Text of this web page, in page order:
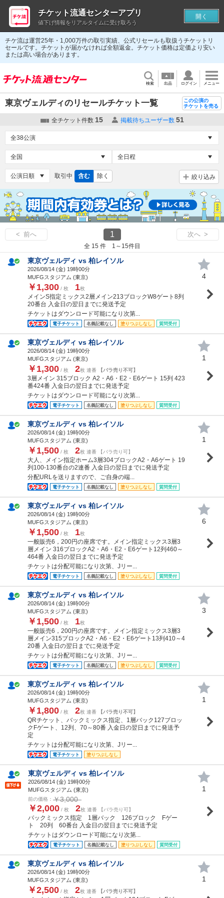
チケ流は運営25年・1,000万件の取引実績、公式リセールも取扱うチケットリ
セールです。チケットが届かなければ全額返金。チケット価格は定価より安い
または高い場合があります。
検索 出品 ログイン メニュー
東京ヴェルディのリセールチケット一覧
この公演の
チケットを売る
全チケット件数 15 掲載待ちユーザー数 51
取引中 含む 除く 絞り込み
< 前へ 1 次へ >
全 15 件 1～15件目
東京ヴェルディ vs 柏レイソル
2026/08/14 (金) 19時00分
MUFGスタジアム (東京)
￥1,300 / 枚 1枚
メインS指定ミックス2層メイン213ブロックW8ゲート8列
20番台 入金日の翌日までに発送予定
チケットはダウンロード可能になり次第...
電子チケット 名義記載なし 塗りつぶしなし 質問受付
4
東京ヴェルディ vs 柏レイソル
2026/08/14 (金) 19時00分
MUFGスタジアム (東京)
￥1,300 / 枚 2枚 連番 【バラ売り不可】
3層メイン 315ブロック A2・A6・E2・E6ゲート 15列 423
番424番 入金日の翌日までに発送予定
チケットはダウンロード可能になり次第...
電子チケット 名義記載なし 塗りつぶしなし 質問受付
1
東京ヴェルディ vs 柏レイソル
2026/08/14 (金) 19時00分
MUFGスタジアム (東京)
￥1,500 / 枚 2枚 連番 【バラ売り可】
大人、メイン指定ホーム3層304ブロックA2・A6ゲート 19
列100-130番台の2連番 入金日の翌日までに発送予定
分配URLを送りますので、ご自身の端...
電子チケット 名義記載なし 塗りつぶしなし 質問受付
1
東京ヴェルディ vs 柏レイソル
2026/08/14 (金) 19時00分
MUFGスタジアム (東京)
￥1,500 / 枚 1枚
一般販売6，200円の座席です。メイン指定ミックス3層3
層メイン 316ブロックA2・A6・E2・E6ゲート12列460～
464番 入金日の翌日までに発送予定
チケットは分配可能になり次第、Jリー...
電子チケット 名義記載なし 塗りつぶしなし 質問受付
6
東京ヴェルディ vs 柏レイソル
2026/08/14 (金) 19時00分
MUFGスタジアム (東京)
￥1,500 / 枚 1枚
一般販売6，200円の座席です。メイン指定ミックス3層3
層メイン315ブロックA2・A6・E2・E6ゲート13列410～4
20番 入金日の翌日までに発送予定
チケットは分配可能になり次第、Jリー...
電子チケット 名義記載なし 塗りつぶしなし 質問受付
3
東京ヴェルディ vs 柏レイソル
2026/08/14 (金) 19時00分
MUFGスタジアム (東京)
￥1,800 / 枚 2枚 連番 【バラ売り不可】
QRチケット、バックミックス指定、1層バック127ブロッ
クFゲート、12列、70～80番 入金日の翌日までに発送予
定
チケットは分配可能になり次第、Jリー...
電子チケット 塗りつぶしなし
1
東京ヴェルディ vs 柏レイソル
2026/08/14 (金) 19時00分
MUFGスタジアム (東京)
前の価格： ￥3,000
￥2,000 / 枚 2枚 連番 【バラ売り可】
バックミックス指定 1層バック 126ブロック Fゲー
ト 20列 60番台 入金日の翌日までに発送予定
チケットはダウンロード可能になり次第...
電子チケット 名義記載なし 塗りつぶしなし 質問受付
1
東京ヴェルディ vs 柏レイソル
2026/08/14 (金) 19時00分
MUFGスタジアム (東京)
￥2,500 / 枚 2枚 連番 【バラ売り不可】
1
チケット流通センターアプリ
値下げ情報をリアルタイムに受け取ろう
開く